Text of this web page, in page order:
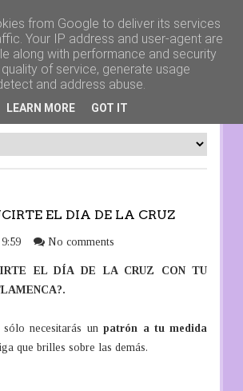
de ropa, fiesta o casual, de mujer hombre o
niños
EL DIA DE LA CRUZ
9:59 No comments
EL DÍA DE LA CRUZ CON TU
sólo necesitarás unpatrón a tu medida
que brilles sobre las demás.
from Google to deliver its services
Your IP address and user-agent are
along with performance and security
of service, generate usage
and address abuse.
LEARN MORE GOT IT